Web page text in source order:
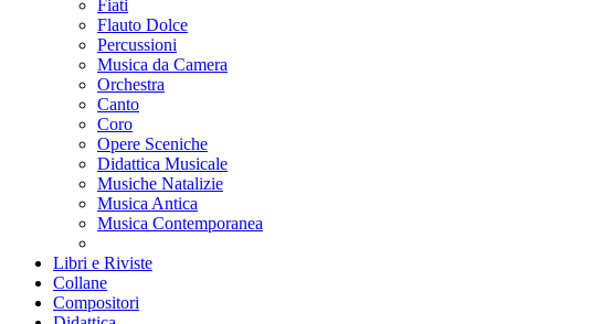
Fiati
Flauto Dolce
Percussioni
Musica da Camera
Orchestra
Canto
Coro
Opere Sceniche
Didattica Musicale
Musiche Natalizie
Musica Antica
Musica Contemporanea
Libri e Riviste
Collane
Compositori